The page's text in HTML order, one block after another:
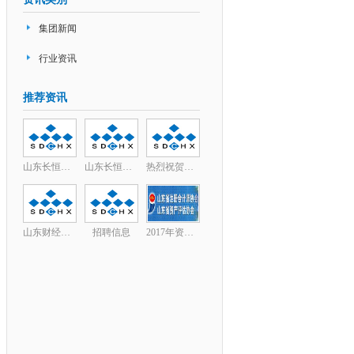
集团新闻
行业资讯
推荐资讯
山东长恒信事务所集团2 山东长恒信事务所集团2 热烈祝贺我集团长恒信工
山东财经大学燕山校区硕 招聘信息 2017年资产评估师资格全国